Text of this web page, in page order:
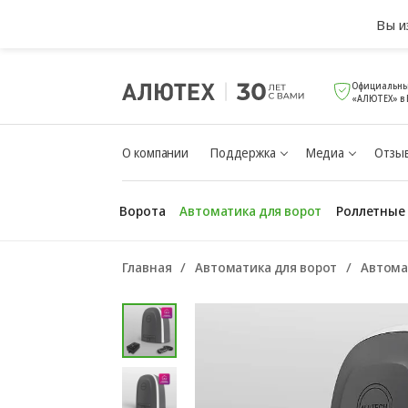
«АЛЮТЕХ» в
О компании Поддержка Медиа
Ворота Автоматика для ворот
Главная Автоматика для ворот
Вы